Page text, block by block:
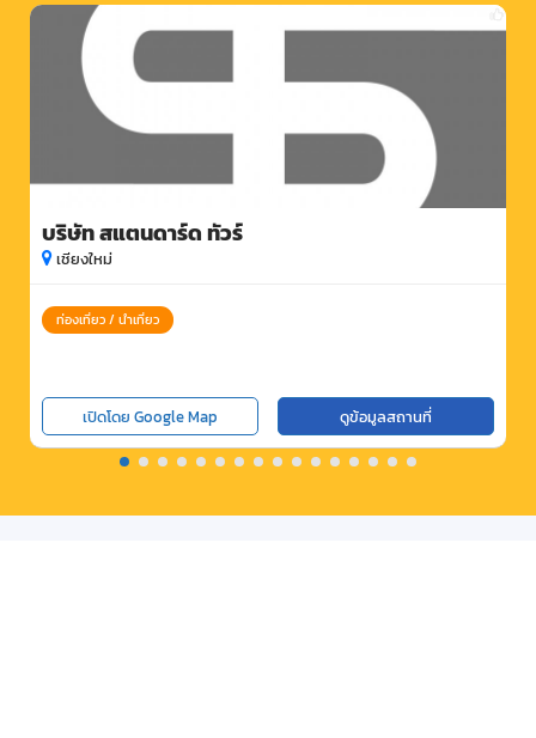
บริษัท สแตนดาร์ด ทัวร์
เชียงใหม่
ท่องเที่ยว / นำเที่ยว
เปิดโดย Google Map ดูข้อมูลสถานที่